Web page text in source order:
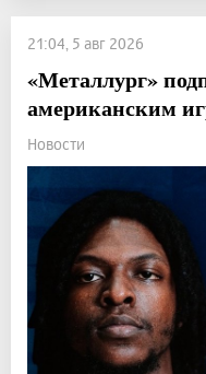
21:04, 5 авг 2026
«Металлург»
американским
Новости